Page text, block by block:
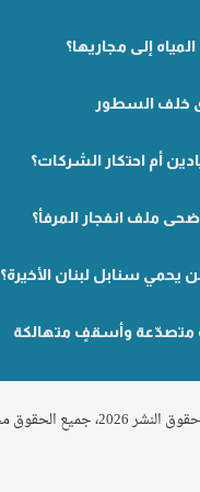
إلى مجاريها؟
خلف السطور
أم احتكار الشركات؟
ملف انفجار المرفأ؟
يحمي سنابل لبنان الأخيرة؟
متصدّعة وأسقفٍ متهالكة
2026، جميع الحقوق محفوظة مناطق .نت |